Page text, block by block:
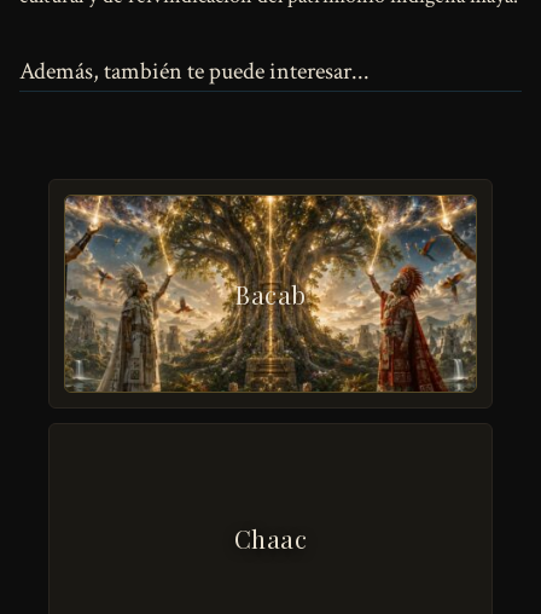
Además, también te puede interesar...
Bacab
Chaac